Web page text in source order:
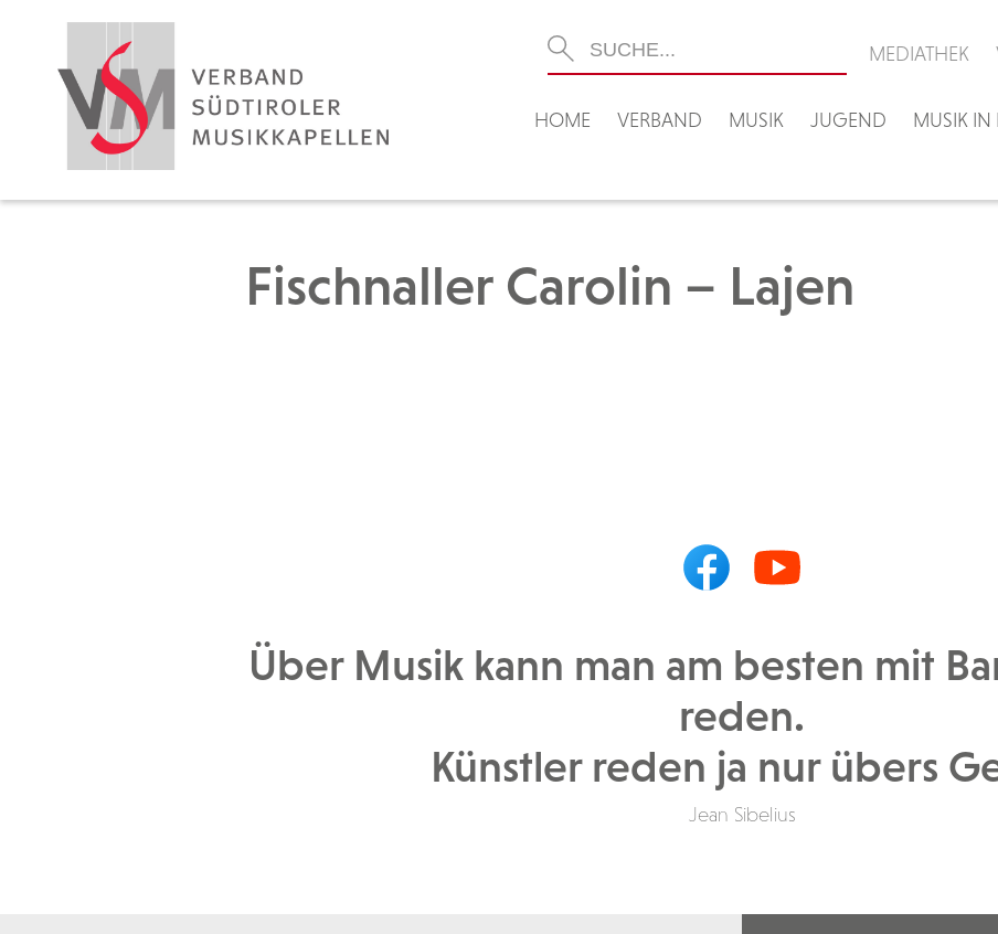
HOME VERBAND MUSIK JUGEND MUSIK
MEDIATHEK
Fischnaller Carolin – Lajen
Über Musik kann man am besten mit
reden.
Künstler reden ja nur übers
Jean Sibelius